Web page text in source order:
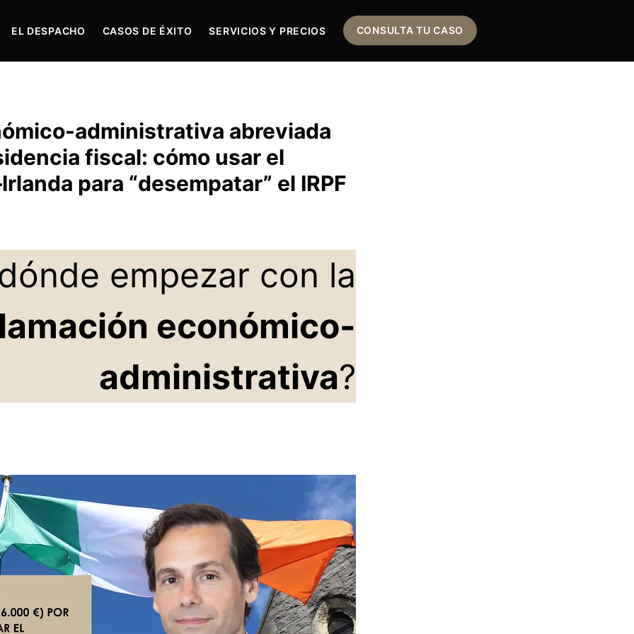
EL DESPACHO CASOS DE ÉXITO SERVICIOS Y PRECIOS CONSULTA TU CASO
administrativa abreviada
fiscal: cómo usar el
para “desempatar” el IRPF
empezar con la
económico-
administrativa?